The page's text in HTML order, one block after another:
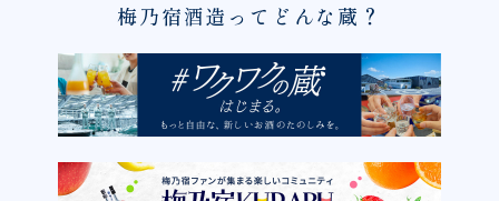
梅乃宿酒造ってどんな蔵？